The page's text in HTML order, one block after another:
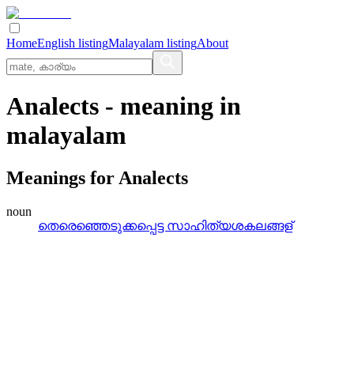
HomeEnglish listingMalayalam listingAbout
Analects - meaning in
malayalam
Meanings for Analects
noun
തെരെഞ്ഞെടുക്കപ്പെട്ട സാഹിത്യശകലങ്ങള്